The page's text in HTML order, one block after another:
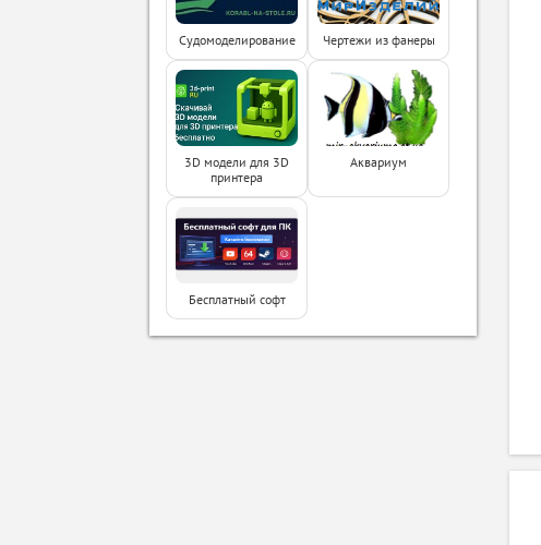
Судомоделирование Чертежи из фанеры
3D модели для 3D
принтера
Аквариум
Бесплатный софт